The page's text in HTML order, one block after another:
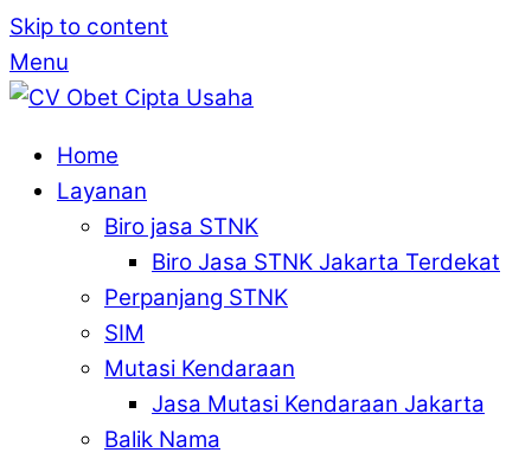
Skip to content
Menu
Home
Layanan
Biro jasa STNK
Biro Jasa STNK Jakarta Terdekat
Perpanjang STNK
SIM
Mutasi Kendaraan
Jasa Mutasi Kendaraan Jakarta
Balik Nama